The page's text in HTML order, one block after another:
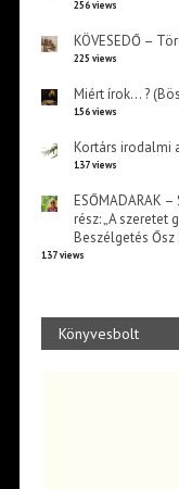
256 views
KÖVESEDŐ –
225 views
Miért írok… ?
156 views
Kortárs irodalmi
137 views
ESŐMADARAK
rész: „A szeretet
Beszélgetés Ősz
137 views
Könyvesbolt